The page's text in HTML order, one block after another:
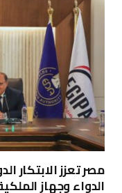
مصر تعزز الابتكار
الدواء وجهاز